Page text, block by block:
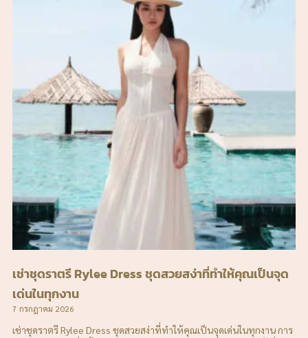
เช่าชุดราตรี Rylee Dress ชุดสวยสง่าที่ทำให้คุณเป็นจุด
เด่นในทุกงาน
7 กรกฎาคม 2026
เช่าชุดราตรี Rylee Dress ชุดสวยสง่าที่ทำให้คุณเป็นจุดเด่นในทุกงาน การ